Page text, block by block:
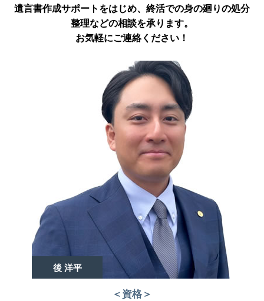
遺言書作成サポートをはじめ、終活での身の廻りの処分
整理などの相談を承ります。
お気軽にご連絡ください！
後 洋平
＜資格＞